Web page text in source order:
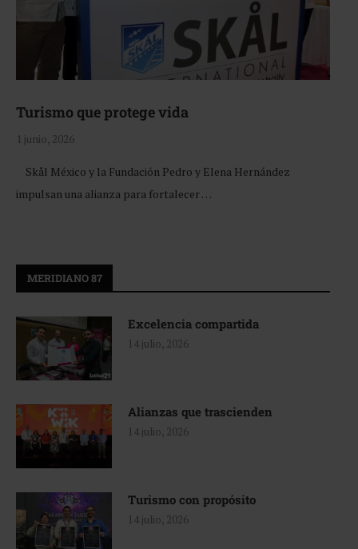
Turismo que protege vida
1 junio, 2026
Skål México y la Fundación Pedro y Elena Hernández
impulsan una alianza para fortalecer …
MERIDIANO 87
Excelencia compartida
14 julio, 2026
Alianzas que trascienden
14 julio, 2026
Turismo con propósito
14 julio, 2026